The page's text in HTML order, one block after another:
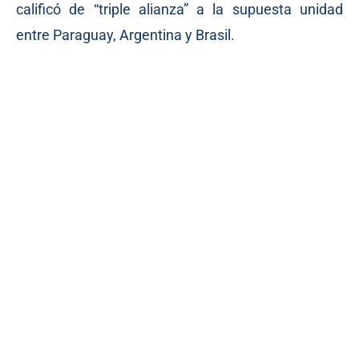
calificó de “triple alianza” a la supuesta unidad
entre Paraguay, Argentina y Brasil.